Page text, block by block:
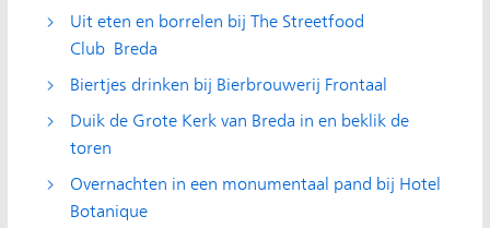
Uit eten en borrelen bij The Streetfood
Club Breda
Biertjes drinken bij Bierbrouwerij Frontaal
Duik de Grote Kerk van Breda in en beklik de
toren
Overnachten in een monumentaal pand bij Hotel
Botanique